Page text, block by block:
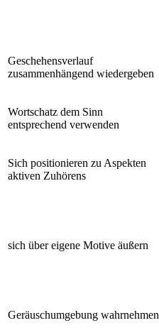
Geschehensverlauf
zusammenhängend wiedergeben
Wortschatz dem Sinn
entsprechend verwenden
Sich positionieren zu Aspekten
aktiven Zuhörens
sich über eigene Motive äußern
Geräuschumgebung wahrnehmen